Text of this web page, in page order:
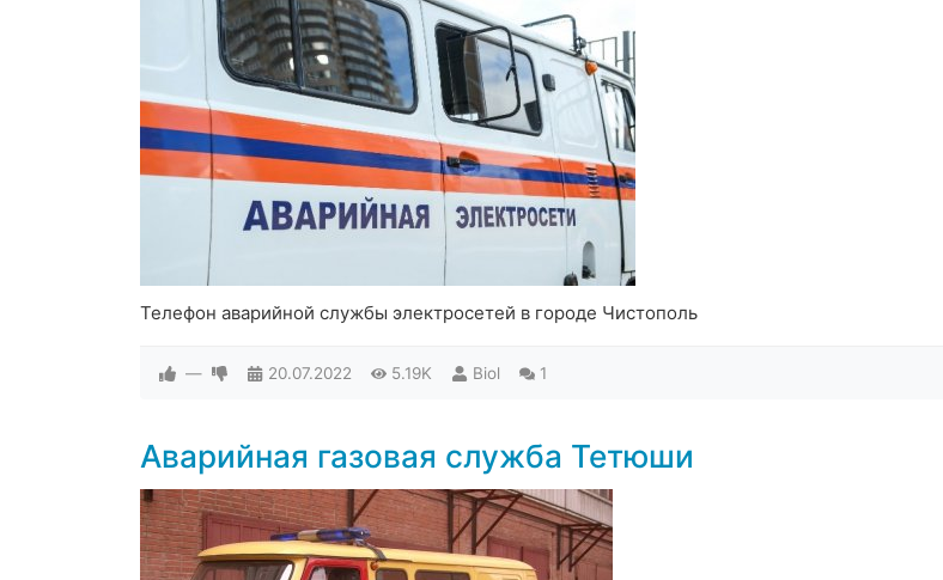
Телефон аварийной службы электросетей в городе Чистополь
— 20.07.2022 5.19K Biol 1
Аварийная газовая служба Тетюши